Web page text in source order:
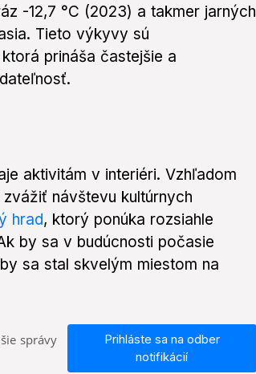
-12,7 °C (2023) a takmer jarných
Tieto výkyvy sú
prináša častejšie a
aktivitám v interiéri. Vzhľadom
návštevu kultúrnych
hrad, ktorý ponúka rozsiahle
by sa v budúcnosti počasie
sa stal skvelým miestom na
správy
Prihláste sa na odber
notifikácií